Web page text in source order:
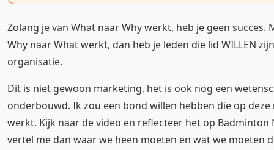
Zolang je van What naar Why werkt, heb je geen succes.
Why naar What werkt, dan heb je leden die lid WILLEN
organisatie.
Dit is niet gewoon marketing, het is ook nog een
onderbouwd. Ik zou een bond willen hebben die op
werkt. Kijk naar de video en reflecteer het op Badminton
vertel me dan waar we heen moeten en wat we moeten